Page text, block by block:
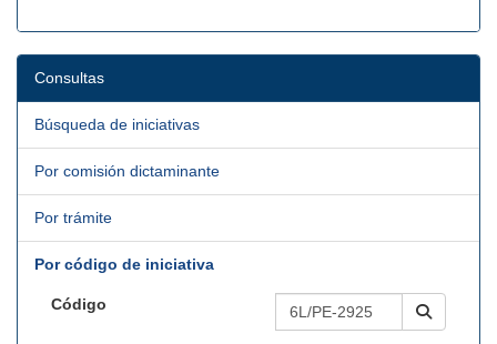
Consultas
Búsqueda de iniciativas
Por comisión dictaminante
Por trámite
Por código de iniciativa
Código